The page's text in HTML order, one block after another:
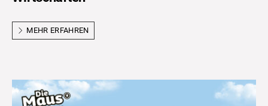
MEHR ERFAHREN